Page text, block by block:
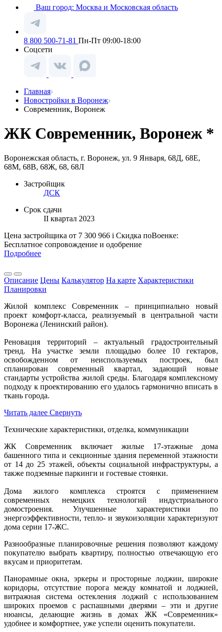
Ваш город: Москва и Московская область
8 800 500-71-81 Пн-Пт 09:00-18:00
Соцсети
Главная
Новостройки в Воронеж
Современник, Воронеж
ЖК Современник, Воронеж *
Воронежская область, г. Воронеж, ул. 9 Января, 68Д, 68Е,
68М, 68В, 68Ж, 68, 68Л
Застройщик
ДСК
Срок сдачи
II квартал 2023
Цена застройщика от 7 300 966 i Скидка поВоенке:
Бесплатное сопровождение и одобрение
Подробнее
Описание Цены Калькулятор На карте Характеристики
Планировки
Жилой комплекс Современник – принципиально новый
проект комфорт-класса, реализуемый в центральной части
Воронежа (Ленинский район).
Реновация территорий – актуальный градостроительный
тренд. На участке земли площадью более 10 гектаров,
освобожденном от неиспользуемых построек, был
спланирован современный квартал, задающий новые
стандарты устройства жилой среды. Благодаря комплексному
подходу к проектированию его удалось гармонично вписать в
ткань города.
Читать далее Свернуть
Технические характеристики, отделка, коммуникации
ЖК Современник включает жилые 17-этажные дома
башенного типа и секционные здания переменной этажности
от 14 до 25 этажей, объекты социальной инфраструктуры, а
также подземные паркинги и гостевые стоянки.
Дома жилого комплекса строятся с применением
современных немецких технологий индустриального
домостроения. Улучшенные характеристики по
энергоэффективности, тепло- и звукоизоляции характеризуют
дома серии 17-ЖС.
Разнообразные планировочные решения позволяют каждому
покупателю выбрать квартиру, полностью отвечающую его
вкусам и приоритетам.
Панорамные окна, эркеры и просторные лоджии, широкие
коридоры, отсутствие порога между комнатой и лоджией,
витражная система остекления лоджий с использованием
широких проемов с распашными дверями – эти и другие
нюансы, делающие жизнь в домах ЖК «Современник»
удобнее и комфортнее, уже успели оценить покупатели.